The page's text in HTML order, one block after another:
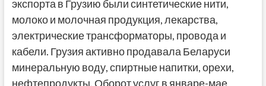
экспорта в Грузию были синтетические нити,
молоко и молочная продукция, лекарства,
электрические трансформаторы, провода и
кабели. Грузия активно продавала Беларуси
минеральную воду, спиртные напитки, орехи,
нефтепродукты. Оборот услуг в январе-мае